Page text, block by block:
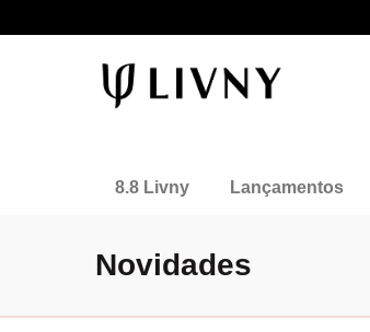
8.8 Livny Lançamentos
Novidades